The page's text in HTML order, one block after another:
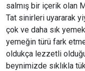
salmış bir içerik olan
Tat sinirleri uyararak
çok ve daha sık
yemeğin türü fark
oldukça lezzetli
beynimizde sıklıkla